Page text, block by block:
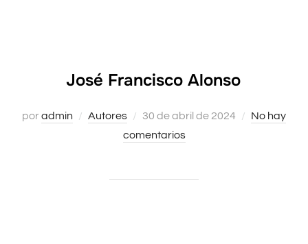
José Francisco Alonso
poradmin Autores
Publicado
el
30 de abril de 2024
No hay
comentarios